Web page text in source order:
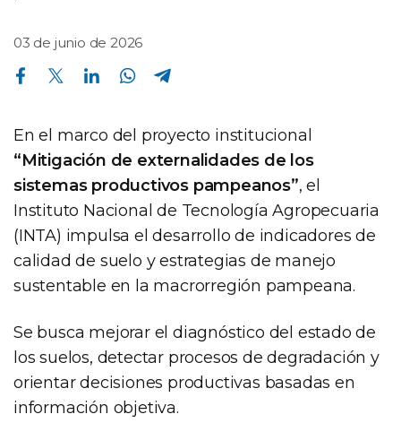
03 de junio de 2026
Compartir en Facebook Compartir en Twitter Compartir en Linkedin Compartir en Whatsapp
En el marco del proyecto institucional
“Mitigación de externalidades de los
sistemas productivos pampeanos”, el
Instituto Nacional de Tecnología Agropecuaria
(INTA) impulsa el desarrollo de indicadores de
calidad de suelo y estrategias de manejo
sustentable en la macrorregión pampeana.
Se busca mejorar el diagnóstico del estado de
los suelos, detectar procesos de degradación y
orientar decisiones productivas basadas en
información objetiva.